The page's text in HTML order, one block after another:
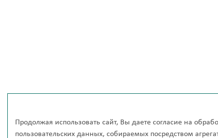
Продолжая использовать сайт, Вы даете согласие на
пользовательских данных, собираемых посредством